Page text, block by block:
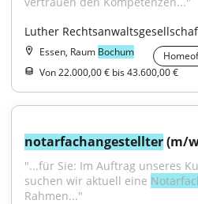
Luther
Essen, Raum Bochum
Von 22.000,00 € bis 43.600,00 €
notarfachangestellter (m/
"...für Sie: Im Auftrag unseres
suchen wir aktuell eine
Rahmen..."